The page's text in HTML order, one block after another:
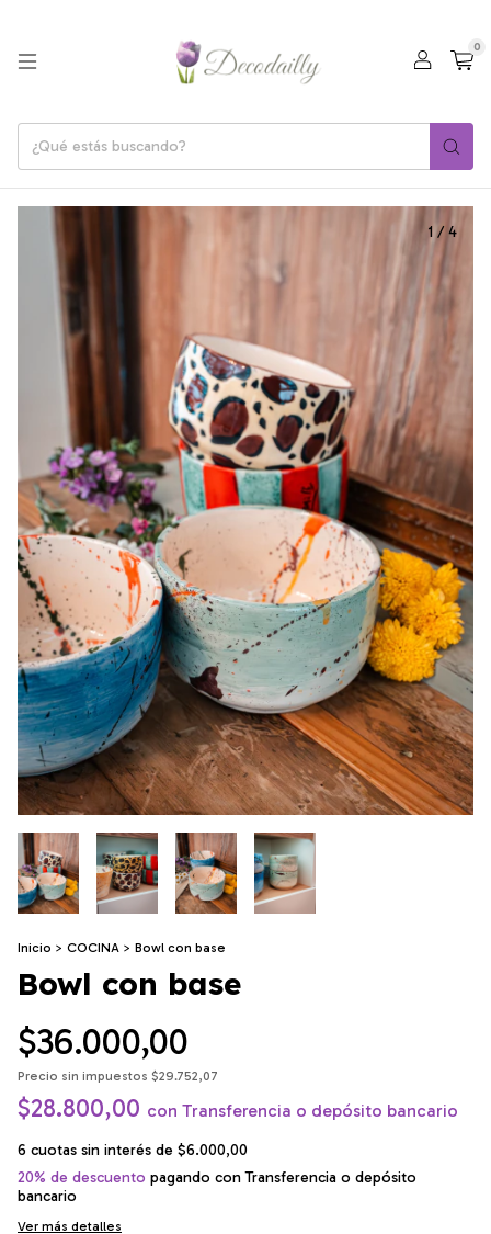
0
1 / 4
Inicio > COCINA > Bowl con base
Bowl con base
$36.000,00
Precio sin impuestos $29.752,07
$28.800,00 con Transferencia o depósito bancario
6 cuotas sin interés de $6.000,00
20% de descuento pagando con Transferencia o depósito
bancario
Ver más detalles